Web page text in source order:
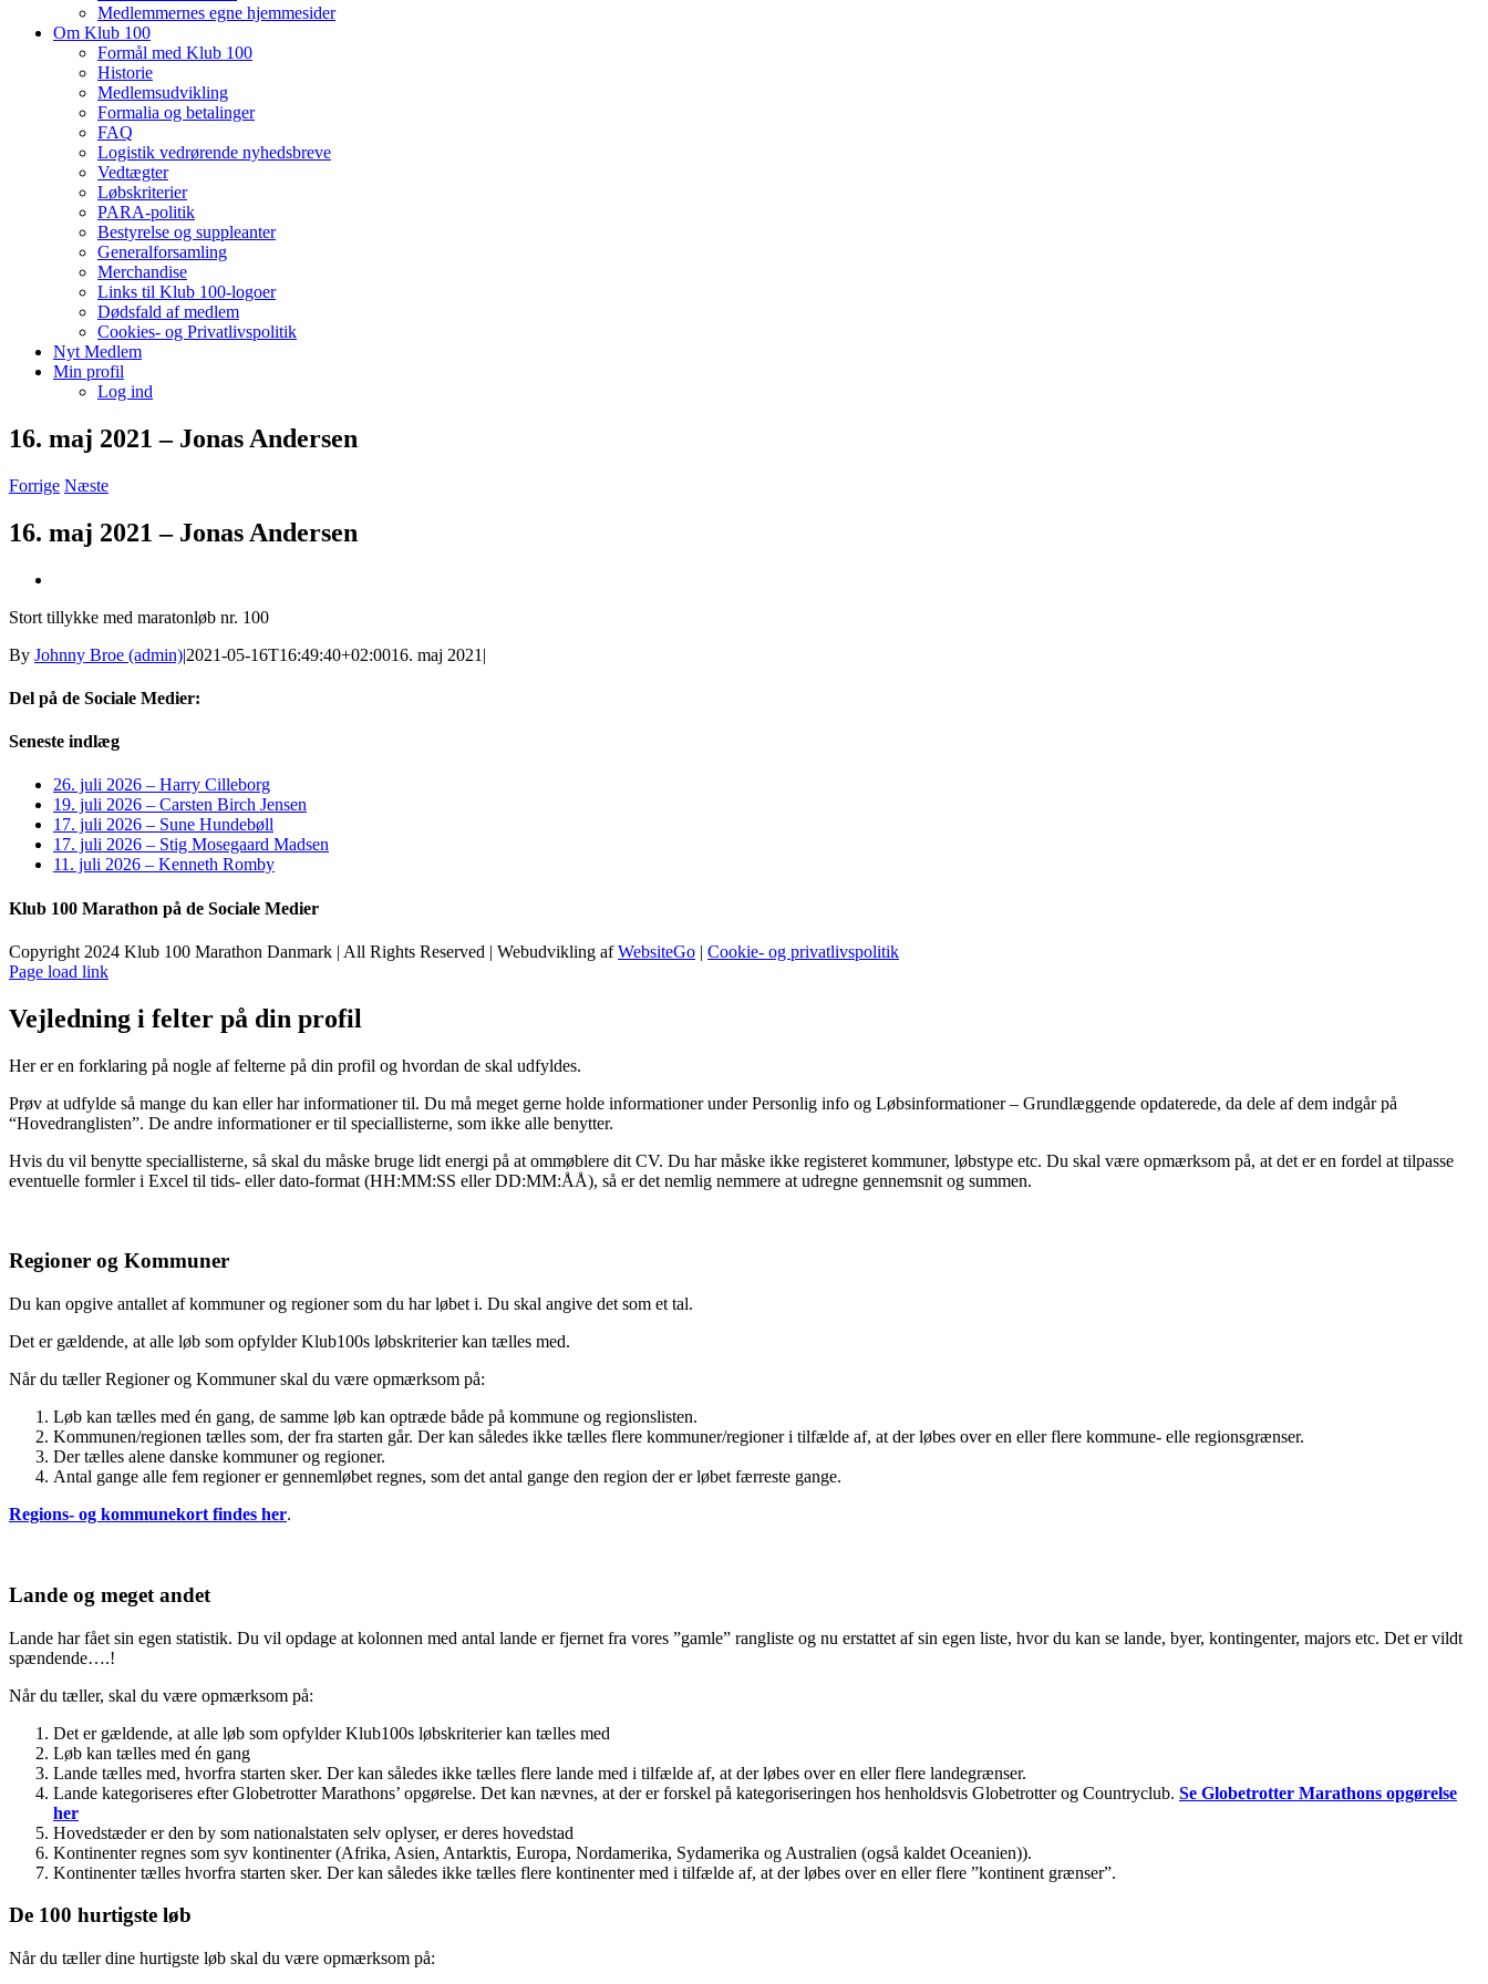
Medlemmernes egne hjemmesider
Om Klub 100
Formål med Klub 100
Historie
Medlemsudvikling
Formalia og betalinger
FAQ
Logistik vedrørende nyhedsbreve
Vedtægter
Løbskriterier
PARA-politik
Bestyrelse og suppleanter
Generalforsamling
Merchandise
Links til Klub 100-logoer
Dødsfald af medlem
Cookies- og Privatlivspolitik
Nyt Medlem
Min profil
Log ind
16. maj 2021 – Jonas Andersen
Forrige Næste
16. maj 2021 – Jonas Andersen
billede
Stort tillykke med maratonløb nr. 100
By Johnny Broe (admin)|2021-05-16T16:49:40+02:0016. maj 2021 |
Del på de Sociale Medier:
Facebook
X
LinkedIn
Pinterest
E-
Seneste indlæg
26. juli 2026 – Harry Cilleborg
19. juli 2026 – Carsten Birch Jensen
17. juli 2026 – Sune Hundebøll
17. juli 2026 – Stig Mosegaard Madsen
11. juli 2026 – Kenneth Romby
Klub 100 Marathon på de Sociale Medier
Copyright 2024 Klub 100 Marathon Danmark | All Rights Reserved | Webudvikling afWebsiteGo | Cookie- og privatlivspolitik
Page load link
Vejledning i felter på din profil
Her er en forklaring på nogle af felterne på din profil og hvordan de skal udfyldes.
Prøv at udfylde så mange du kan eller har informationer til. Du må meget gerne holde informationer under Personlig info og Løbsinformationer – Grundlæggende opdaterede, da dele af dem indgår på
“Hovedranglisten”. De andre informationer er til speciallisterne, som ikke alle benytter.
Hvis du vil benytte speciallisterne, så skal du måske bruge lidt energi på at ommøblere dit CV. Du har måske ikke registeret kommuner, løbstype etc. Du skal være opmærksom på, at det er en fordel at tilpasse
eventuelle formler i Excel til tids- eller dato-format (HH:MM:SS eller DD:MM:ÅÅ), så er det nemlig nemmere at udregne gennemsnit og summen.
Regioner og Kommuner
Du kan opgive antallet af kommuner og regioner som du har løbet i. Du skal angive det som et tal.
Det er gældende, at alle løb som opfylder Klub100s løbskriterier kan tælles med.
Når du tæller Regioner og Kommuner skal du være opmærksom på:
Løb kan tælles med én gang, de samme løb kan optræde både på kommune og regionslisten.
Kommunen/regionen tælles som, der fra starten går. Der kan således ikke tælles flere kommuner/regioner i tilfælde af, at der løbes over en eller flere kommune- elle regionsgrænser.
Der tælles alene danske kommuner og regioner.
Antal gange alle fem regioner er gennemløbet regnes, som det antal gange den region der er løbet færreste gange.
Regions- og kommunekort findes her.
Lande og meget andet
Lande har fået sin egen statistik. Du vil opdage at kolonnen med antal lande er fjernet fra vores ”gamle” rangliste og nu erstattet af sin egen liste, hvor du kan se lande, byer, kontingenter, majors etc. Det er vildt
spændende….!
Når du tæller, skal du være opmærksom på:
Det er gældende, at alle løb som opfylder Klub100s løbskriterier kan tælles med
Løb kan tælles med én gang
Lande tælles med, hvorfra starten sker. Der kan således ikke tælles flere lande med i tilfælde af, at der løbes over en eller flere landegrænser.
Lande kategoriseres efter Globetrotter Marathons’ opgørelse. Det kan nævnes, at der er forskel på kategoriseringen hos henholdsvis Globetrotter og Countryclub. Se Globetrotter Marathons opgørelse
her
Hovedstæder er den by som nationalstaten selv oplyser, er deres hovedstad
Kontinenter regnes som syv kontinenter (Afrika, Asien, Antarktis, Europa, Nordamerika, Sydamerika og Australien (også kaldet Oceanien)).
Kontinenter tælles hvorfra starten sker. Der kan således ikke tælles flere kontinenter med i tilfælde af, at der løbes over en eller flere ”kontinent grænser”.
De 100 hurtigste løb
Når du tæller dine hurtigste løb skal du være opmærksom på: